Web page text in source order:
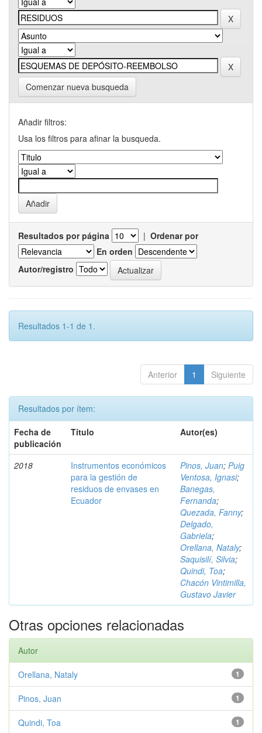
Comenzar nueva busqueda
Añadir filtros:
Usa los filtros para afinar la busqueda.
Resultados por página | Ordenar por
En orden
Autor/registro
Resultados 1-1 de 1.
Anterior 1 Siguiente
Resultados por ítem:
Fecha de
publicación
Título Autor(es)
2018
Instrumentos económicos
para la gestión de
residuos de envases en
Ecuador
Pinos, Juan; Puig
Ventosa, Ignasi;
Banegas,
Fernanda;
Quezada, Fanny;
Delgado,
Gabriela;
Orellana, Nataly;
Saquisilí, Silvia;
Quindi, Toa;
Chacón Vintimilla,
Gustavo Javier
Otras opciones relacionadas
Autor
1
Orellana, Nataly
1
Pinos, Juan
1
Quindi, Toa